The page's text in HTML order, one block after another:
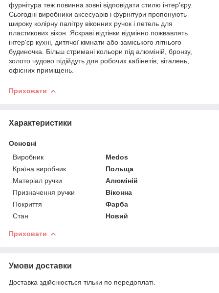
фурнітура теж повинна зовні відповідати стилю інтер'єру.
Сьогодні виробники аксесуарів і фурнітури пропонують
широку колірну палітру віконних ручок і петель для
пластикових вікон. Яскраві відтінки відмінно пожвавлять
інтер'єр кухні, дитячої кімнати або заміського літнього
будиночка. Більш стримані кольори під алюміній, бронзу,
золото чудово підійдуть для робочих кабінетів, віталень,
офісних приміщень.
Приховати
Характеристики
Основні
Виробник
Medos
Країна виробник
Польща
Матеріал ручки
Алюміній
Призначення ручки
Віконна
Покриття
Фарба
Стан
Новий
Приховати
Умови доставки
Доставка здійснюється тільки по передоплаті.